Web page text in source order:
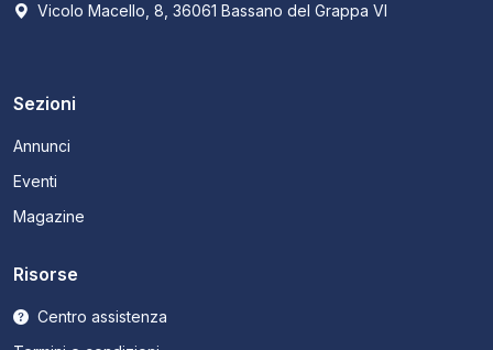
Vicolo Macello, 8, 36061 Bassano del Grappa VI
Sezioni
Annunci
Eventi
Magazine
Risorse
Centro assistenza